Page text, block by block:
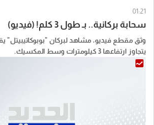
01:21
سحابة بركانية.. بـ طول 3 كلم! (فيديو)
وثق مقطع فيديو، مشاهد لبركان "بوبوكاتيبيتل"
يتجاوز ارتفاعها 3 كيلومترات وسط المكسيك.